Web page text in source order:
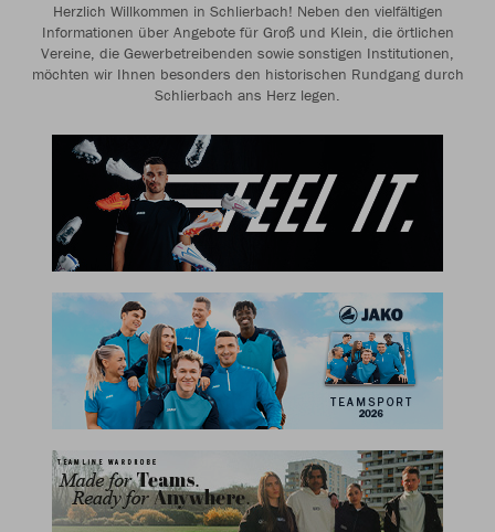
Herzlich Willkommen in Schlierbach! Neben den vielfältigen
Informationen über Angebote für Groß und Klein, die örtlichen
Vereine, die Gewerbetreibenden sowie sonstigen Institutionen,
möchten wir Ihnen besonders den historischen Rundgang durch
Schlierbach ans Herz legen.